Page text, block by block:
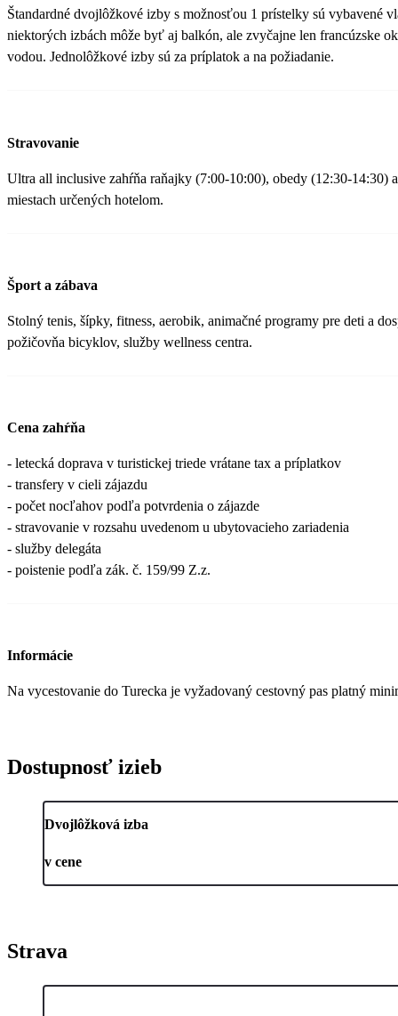
Štandardné dvojlôžkové izby s možnosťou 1 prístelky sú vybavené
niektorých izbách môže byť aj balkón, ale zvyčajne len francúzske
vodou. Jednolôžkové izby sú za príplatok a na požiadanie.
Stravovanie
Ultra all inclusive zahŕňa raňajky (7:00-10:00), obedy (12:30-14:30)
miestach určených hotelom.
Šport a zábava
Stolný tenis, šípky, fitness, aerobik, animačné programy pre deti a
požičovňa bicyklov, služby wellness centra.
Cena zahŕňa
- letecká doprava v turistickej triede vrátane tax a príplatkov
- transfery v cieli zájazdu
- počet nocľahov podľa potvrdenia o zájazde
- stravovanie v rozsahu uvedenom u ubytovacieho zariadenia
- služby delegáta
- poistenie podľa zák. č. 159/99 Z.z.
Informácie
Na vycestovanie do Turecka je vyžadovaný cestovný pas platný
Dostupnosť izieb
Dvojlôžková izba
v cene
Strava